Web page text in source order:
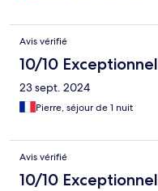
Avis vérifié
10/10 Exceptionnel
23 sept. 2024
Pierre, séjour de 1 nuit
Avis vérifié
10/10 Exceptionnel